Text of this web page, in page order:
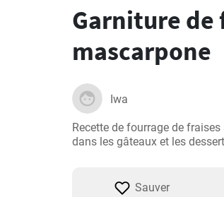
Garniture de
mascarpone
Iwa
Recette de fourrage de
dans les gâteaux et les
Sauver